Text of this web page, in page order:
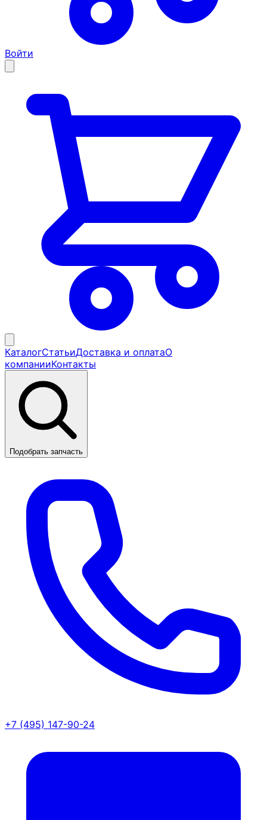
Войти
КаталогСтатьиДоставка и оплатаО
компанииКонтакты
Подобрать запчасть
+7 (495) 147-90-24